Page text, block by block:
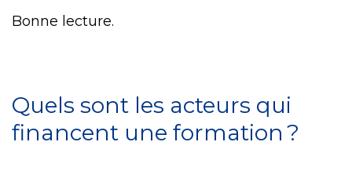
Bonne lecture.
Quels sont les acteurs qui
financent une formation ?